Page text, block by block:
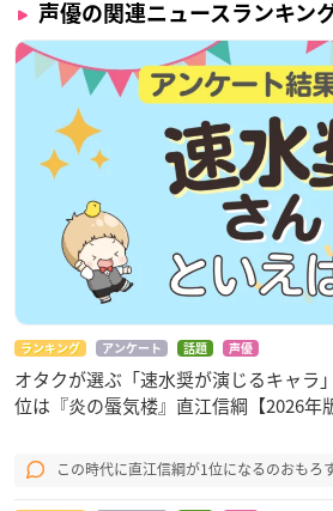
声優の関連ニュースランキン
ランキング アンケート 話題 声優
オタクが選ぶ「速水奨が演じるキャラ
位は『炎の蜃気楼』直江信綱【2026年
この時代に直江信綱が1位になるのおもろ